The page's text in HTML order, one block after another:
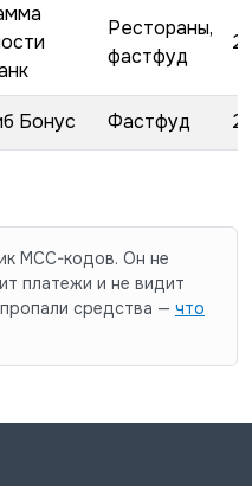
Рестораны,
фастфуд
Бонус Фастфуд
MCC-кодов. Он не
платежи и не видит
средства — что